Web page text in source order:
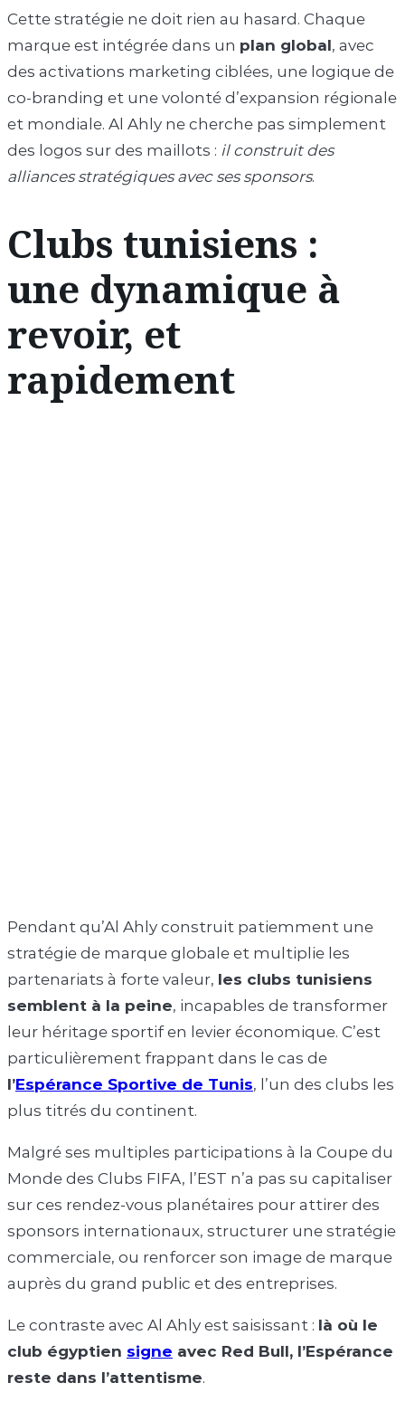
Cette stratégie ne doit rien au hasard. Chaque
marque est intégrée dans un plan global, avec
des activations marketing ciblées, une logique de
co-branding et une volonté d’expansion régionale
et mondiale. Al Ahly ne cherche pas simplement
des logos sur des maillots : il construit des
alliances stratégiques avec ses sponsors.
Clubs tunisiens :
une dynamique à
revoir, et
rapidement
Pendant qu’Al Ahly construit patiemment une
stratégie de marque globale et multiplie les
partenariats à forte valeur, les clubs tunisiens
semblent à la peine, incapables de transformer
leur héritage sportif en levier économique. C’est
particulièrement frappant dans le cas de
l’Espérance Sportive de Tunis, l’un des clubs les
plus titrés du continent.
Malgré ses multiples participations à la Coupe du
Monde des Clubs FIFA, l’EST n’a pas su capitaliser
sur ces rendez-vous planétaires pour attirer des
sponsors internationaux, structurer une stratégie
commerciale, ou renforcer son image de marque
auprès du grand public et des entreprises.
Le contraste avec Al Ahly est saisissant : là où le
club égyptien signe avec Red Bull, l’Espérance
reste dans l’attentisme.